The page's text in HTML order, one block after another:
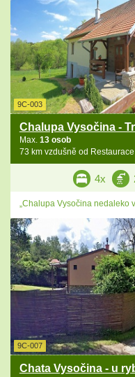
9C-003
Chalupa Vysočina -
Max. 13 osob
73 km vzdušně od
4x
„Chalupa Vysočina nedaleko
9C-007
Chata Vysočina - u